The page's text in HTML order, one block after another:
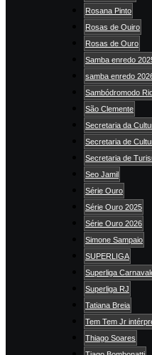
Rosana Pinto
Rosas de Ouiro
Rosas de Ouro
Samba enredo
samba enredo
Sambódromodo
São Clemente
Secretaria da
Secretaria de
Secretaria de
Seo Jamil
Série Ouro
Série Ouro 2025
Série Ouro 2026
Simone Sampaio
SUPERLIGA
Superliga
Superliga RJ
Tatiana Breia
Tem Tem Jr
Thiago Soares